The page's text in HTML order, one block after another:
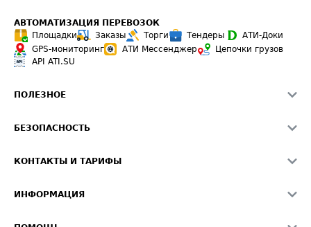
АВТОМАТИЗАЦИЯ ПЕРЕВОЗОК
Площадки
Заказы Торги Тендеры
АТИ-Доки
GPS-мониторинг
АТИ Мессенджер
Цепочки грузов
API ATI.SU
ПОЛЕЗНОЕ
Звезды ATI.SU на вашем сайте
Средние ставки
БЕЗОПАСНОСТЬ
Светофор+
КОНТАКТЫ И ТАРИФЫ
Реклама на сайте
ИНФОРМАЦИЯ